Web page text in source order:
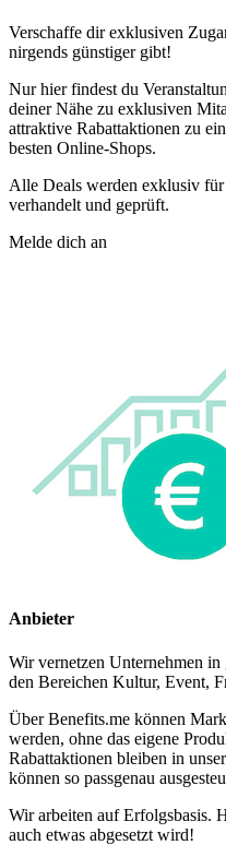
Verschaffe dir exklusiven
nirgends günstiger gibt!
Nur hier findest du
deiner Nähe zu exklusiven
attraktive Rabattaktionen zu
besten Online-Shops.
Alle Deals werden exklusiv
verhandelt und geprüft.
Melde dich an
Anbieter
Wir vernetzen Unternehmen
den Bereichen Kultur, Event,
Über Benefits.me können
werden, ohne das eigene
Rabattaktionen bleiben in
können so passgenau
Wir arbeiten auf Erfolgsbasis.
auch etwas abgesetzt wird!